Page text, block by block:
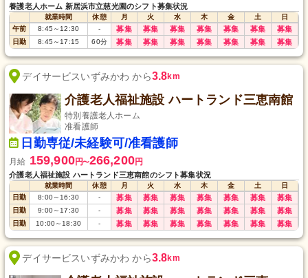
養護老人ホーム 新居浜市立慈光園のシフト募集状況
就業時間 休憩 月 火 水 木 金 土
日
午前
8:45 ～12:30 - 募集 募集 募集 募集 募集 募集 募集
日勤 8:45 ～17:15 60分 募集 募集 募集 募集 募集 募集 募集
デイサービスいずみかわ から3.8km
介護老人福祉施設 ハートランド三恵南館
特別養護老人ホーム
准看護師
日勤専従/未経験可/准看護師
月給 159,900円〜266,200円
介護老人福祉施設 ハートランド三恵南館のシフト募集状況
就業時間 休憩 月 火 水 木 金 土
日
日勤
8:00～16:30 - 募集 募集 募集 募集 募集 募集 募集
日勤 9:00～17:30 - 募集 募集 募集 募集 募集 募集 募集
日勤 10:00～18:30 - 募集 募集 募集 募集 募集 募集 募集
デイサービスいずみかわ から3.8km